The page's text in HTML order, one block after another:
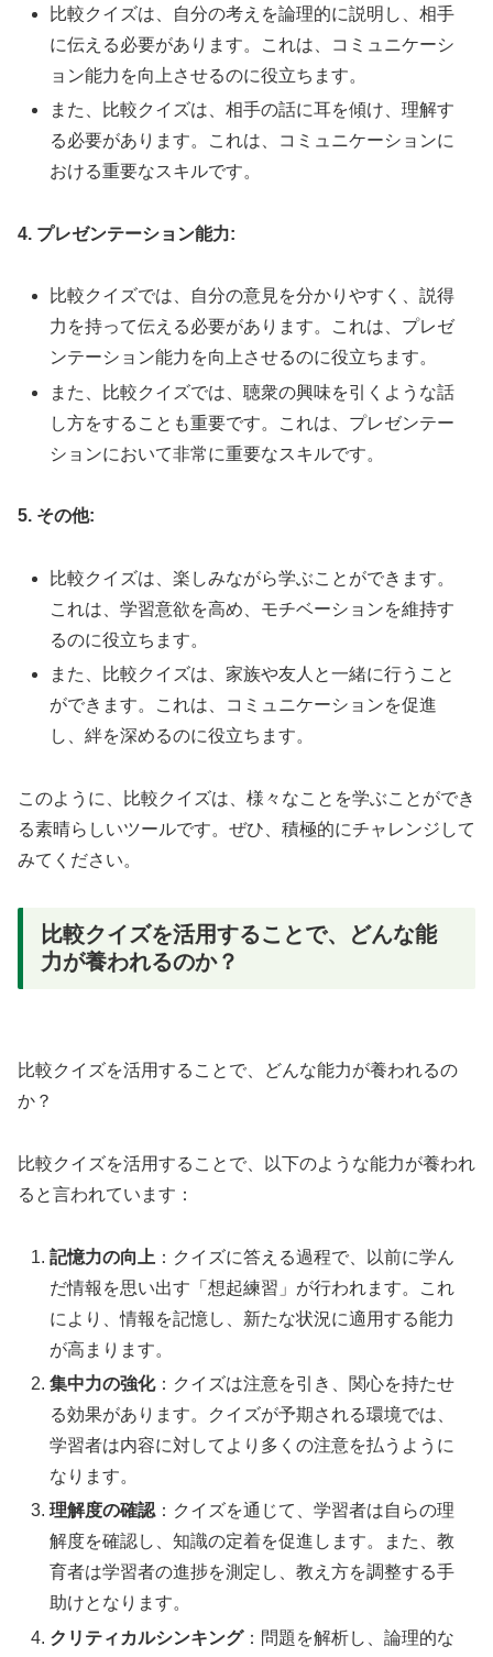
比較クイズは、自分の考えを論理的に説明し、相手
に伝える必要があります。これは、コミュニケーシ
ョン能力を向上させるのに役立ちます。
また、比較クイズは、相手の話に耳を傾け、理解す
る必要があります。これは、コミュニケーションに
おける重要なスキルです。
4. プレゼンテーション能力:
比較クイズでは、自分の意見を分かりやすく、説得
力を持って伝える必要があります。これは、プレゼ
ンテーション能力を向上させるのに役立ちます。
また、比較クイズでは、聴衆の興味を引くような話
し方をすることも重要です。これは、プレゼンテー
ションにおいて非常に重要なスキルです。
5. その他:
比較クイズは、楽しみながら学ぶことができます。
これは、学習意欲を高め、モチベーションを維持す
るのに役立ちます。
また、比較クイズは、家族や友人と一緒に行うこと
ができます。これは、コミュニケーションを促進
し、絆を深めるのに役立ちます。
このように、比較クイズは、様々なことを学ぶことができ
る素晴らしいツールです。ぜひ、積極的にチャレンジして
みてください。
比較クイズを活用することで、どんな能
力が養われるのか？
比較クイズを活用することで、どんな能力が養われるの
か？
比較クイズを活用することで、以下のような能力が養われ
ると言われています：
記憶力の向上 ：クイズに答える過程で、以前に学ん
だ情報を思い出す「想起練習」が行われます。これ
により、情報を記憶し、新たな状況に適用する能力
が高まります。
集中力の強化：クイズは注意を引き、関心を持たせ
る効果があります。クイズが予期される環境では、
学習者は内容に対してより多くの注意を払うように
なります。
理解度の確認 ：クイズを通じて、学習者は自らの理
解度を確認し、知識の定着を促進します。また、教
育者は学習者の進捗を測定し、教え方を調整する手
助けとなります。
クリティカルシンキング：問題を解析し、論理的な